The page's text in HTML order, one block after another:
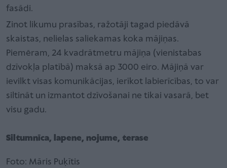
fasādi.
Zinot likumu prasības, ražotāji tagad piedāvā
skaistas, nelielas saliekamas koka mājiņas.
Piemēram, 24 kvadrātmetru mājiņa (vienistabas
dzīvokļa platībā) maksā ap 3000 eiro. Mājiņā var
ievilkt visas komunikācijas, ierīkot labierīcības, to var
siltināt un izmantot dzīvošanai ne tikai vasarā, bet
visu gadu.
Siltumnīca, lapene, nojume, terase
Foto: Māris Puķītis